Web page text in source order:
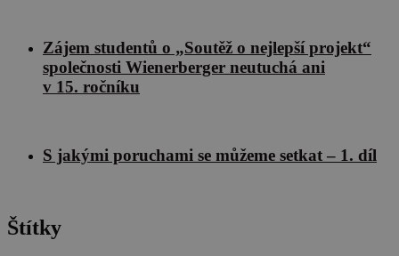
Zájem studentů o „Soutěž o nejlepší projekt“
společnosti Wienerberger neutuchá ani
v 15. ročníku
S jakými poruchami se můžeme setkat – 1. díl
Štítky